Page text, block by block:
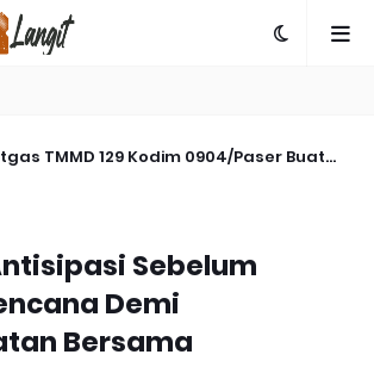
TMMD 129 Kodim 0904/Paser Buat
Sebelum
Demi
Bersama